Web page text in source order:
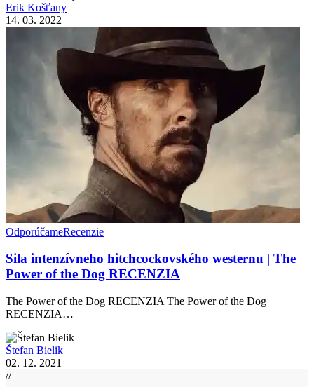
Erik Košťany
14. 03. 2022
OdporúčameRecenzie
Sila intenzívneho hitchcockovského westernu | The
Power of the Dog RECENZIA
The Power of the Dog RECENZIA The Power of the Dog
RECENZIA…
Štefan Bielik
02. 12. 2021
//